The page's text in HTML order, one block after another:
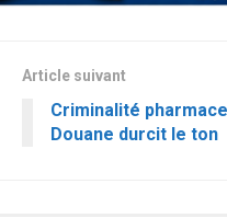
Article suivant
Criminalité
Douane durcit le ton